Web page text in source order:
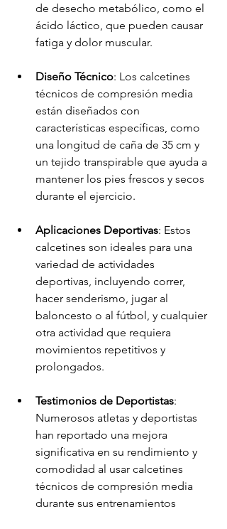
de desecho metabólico, como el
ácido láctico, que pueden causar
fatiga y dolor muscular.
Diseño Técnico: Los calcetines
técnicos de compresión media
están diseñados con
características específicas, como
una longitud de caña de 35 cm y
un tejido transpirable que ayuda a
mantener los pies frescos y secos
durante el ejercicio.
Aplicaciones Deportivas: Estos
calcetines son ideales para una
variedad de actividades
deportivas, incluyendo correr,
hacer senderismo, jugar al
baloncesto o al fútbol, y cualquier
otra actividad que requiera
movimientos repetitivos y
prolongados.
Testimonios de Deportistas:
Numerosos atletas y deportistas
han reportado una mejora
significativa en su rendimiento y
comodidad al usar calcetines
técnicos de compresión media
durante sus entrenamientos